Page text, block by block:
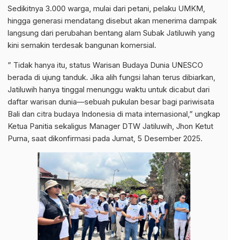
Sedikitnya 3.000 warga, mulai dari petani, pelaku UMKM,
hingga generasi mendatang disebut akan menerima dampak
langsung dari perubahan bentang alam Subak Jatiluwih yang
kini semakin terdesak bangunan komersial.
” Tidak hanya itu, status Warisan Budaya Dunia UNESCO
berada di ujung tanduk. Jika alih fungsi lahan terus dibiarkan,
Jatiluwih hanya tinggal menunggu waktu untuk dicabut dari
daftar warisan dunia—sebuah pukulan besar bagi pariwisata
Bali dan citra budaya Indonesia di mata internasional,” ungkap
Ketua Panitia sekaligus Manager DTW Jatiluwih, Jhon Ketut
Purna, saat dikonfirmasi pada Jumat, 5 Desember 2025.